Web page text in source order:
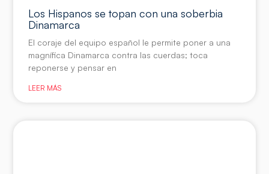
Los Hispanos se topan con una soberbia
Dinamarca
El coraje del equipo español le permite poner a una
magnífica Dinamarca contra las cuerdas; toca
reponerse y pensar en
LEER MÁS